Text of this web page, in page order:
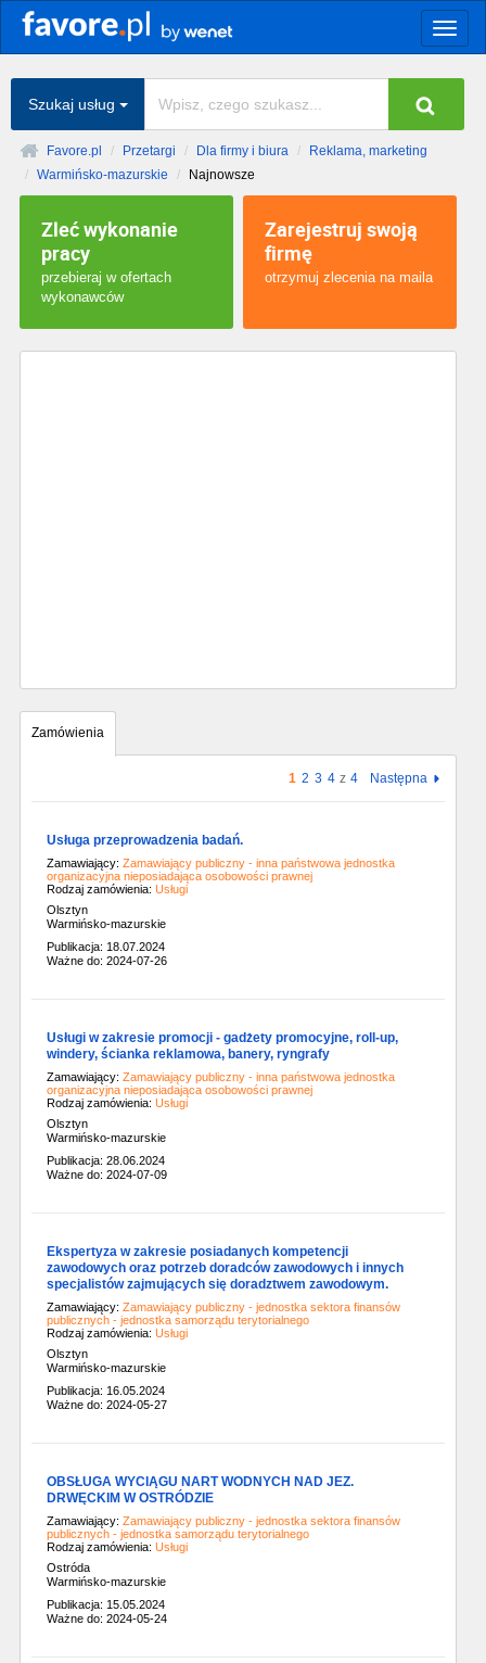
Szukaj usług
Favore.pl Przetargi Dla firmy i biura
Reklama, marketing
Warmińsko-mazurskie
Najnowsze
Zleć wykonanie
pracy
przebieraj w ofertach
wykonawców
Zarejestruj swoją
firmę
otrzymuj zlecenia na maila
Zamówienia
1 2 3 4 z 4 Następna
Usługa przeprowadzenia badań.
Zamawiający: Zamawiający publiczny - inna państwowa jednostka
organizacyjna nieposiadająca osobowości prawnej
Rodzaj zamówienia: Usługi
Olsztyn
Warmińsko-mazurskie
Publikacja: 18.07.2024
Ważne do: 2024-07-26
Usługi w zakresie promocji - gadżety promocyjne, roll-up,
windery, ścianka reklamowa, banery, ryngrafy
Zamawiający: Zamawiający publiczny - inna państwowa jednostka
organizacyjna nieposiadająca osobowości prawnej
Rodzaj zamówienia: Usługi
Olsztyn
Warmińsko-mazurskie
Publikacja: 28.06.2024
Ważne do: 2024-07-09
Ekspertyza w zakresie posiadanych kompetencji
zawodowych oraz potrzeb doradców zawodowych i innych
specjalistów zajmujących się doradztwem zawodowym.
Zamawiający: Zamawiający publiczny - jednostka sektora finansów
publicznych - jednostka samorządu terytorialnego
Rodzaj zamówienia: Usługi
Olsztyn
Warmińsko-mazurskie
Publikacja: 16.05.2024
Ważne do: 2024-05-27
OBSŁUGA WYCIĄGU NART WODNYCH NAD JEZ.
DRWĘCKIM W OSTRÓDZIE
Zamawiający: Zamawiający publiczny - jednostka sektora finansów
publicznych - jednostka samorządu terytorialnego
Rodzaj zamówienia: Usługi
Ostróda
Warmińsko-mazurskie
Publikacja: 15.05.2024
Ważne do: 2024-05-24